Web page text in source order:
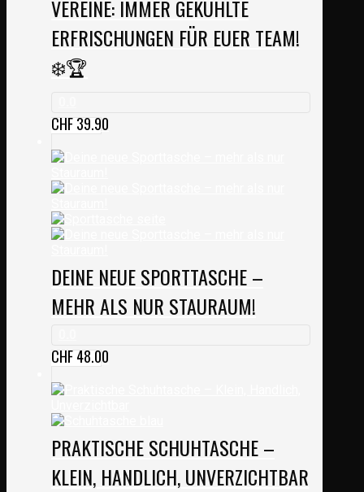
VEREINE: IMMER GEKÜHLTE
ERFRISCHUNGEN FÜR EUER TEAM!
❄️🏆
CHF39.90
DEINE NEUE SPORTTASCHE –
MEHR ALS NUR STAURAUM!
CHF48.00
PRAKTISCHE SCHUHTASCHE –
KLEIN, HANDLICH, UNVERZICHTBAR